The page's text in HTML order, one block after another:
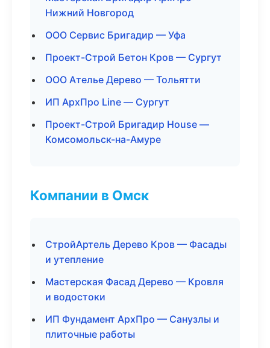
Нижний Новгород
ООО Сервис Бригадир — Уфа
Проект-Строй Бетон Кров — Сургут
ООО Ателье Дерево — Тольятти
ИП АрхПро Line — Сургут
Проект-Строй Бригадир House —
Комсомольск-на-Амуре
Компании в Омск
СтройАртель Дерево Кров — Фасады
и утепление
Мастерская Фасад Дерево — Кровля
и водостоки
ИП Фундамент АрхПро — Санузлы и
плиточные работы